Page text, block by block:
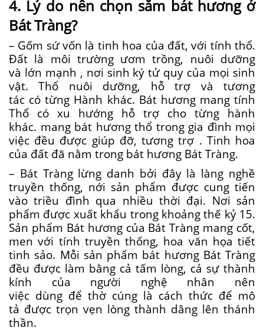
4. Lý do nên chọn sắm bát hương ở
Bát Tràng?
– Gốm sứ vốn là tinh hoa của đất,với tính thổ.
Đất là môi trường ươm trồng, nuôi dưỡng
và lớn mạnh , nơi sinh kýtử quy của mọi sinh
vật. Thổ nuôi dưỡng, hỗ trợ và tương
tác cótừng Hành khác. Bát hương mang tính
Thổ có xu hướng hỗ trợ cho từng hành
khác. mang bát hương thổ trong gia đình mọi
việc đều được giúp đỡ,tương trợ . Tinh hoa
của đất đã nằm trong bát hương Bát Tràng.
– Bát Tràng lừng danh bởi đây là làng nghề
truyền thống, nới sản phẩm được cung tiến
vào triều đình qua nhiều thời đại. Nơi sản
phẩm được xuất khẩu trong khoảngthế kỷ 15.
Sản phẩm Bát hương của Bát Tràng mang cốt,
menvới tính truyền thống, hoa văn họa tiết
tinh sảo. Mỗi sản phẩm bát hương Bát Tràng
đều được làm bằng cả tấm lòng, cả sự thành
kính của người nghệ nhân nên
việc dùng để thờ cúng là cách thức để mô
tả được trọn vẹn lòng thành dâng lên thánh
thần.